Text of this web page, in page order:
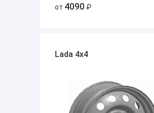
от 4090 ₽
Lada 4x4